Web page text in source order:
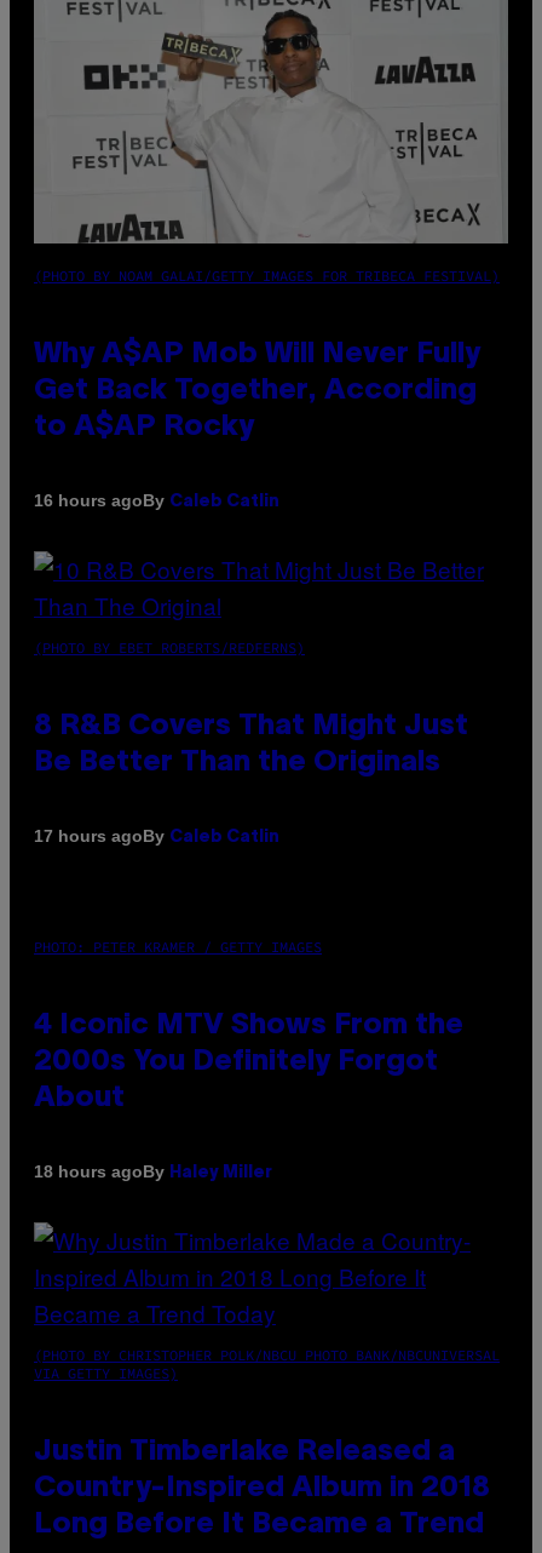
(PHOTO BY NOAM GALAI/GETTY IMAGES FOR TRIBECA FESTIVAL)
Why A$AP Mob Will Never Fully
Get Back Together, According
to A$AP Rocky
16 hours agoBy Caleb Catlin
(PHOTO BY EBET ROBERTS/REDFERNS)
8 R&B Covers That Might Just
Be Better Than the Originals
17 hours agoBy Caleb Catlin
PHOTO: PETER KRAMER / GETTY IMAGES
4 Iconic MTV Shows From the
2000s You Definitely Forgot
About
18 hours agoBy Haley Miller
(PHOTO BY CHRISTOPHER POLK/NBCU PHOTO BANK/NBCUNIVERSAL
VIA GETTY IMAGES)
Justin Timberlake Released a
Country-Inspired Album in 2018
Long Before It Became a Trend